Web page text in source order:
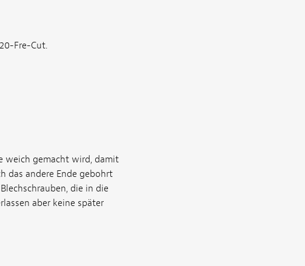
Fre-Cut.
weich gemacht wird, damit
das andere Ende gebohrt
die in die
aber keine später